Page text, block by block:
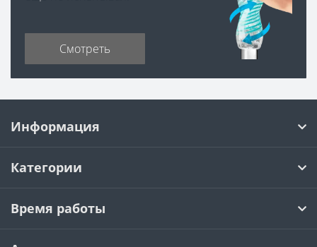
Смотреть
Информация
Категории
Время работы